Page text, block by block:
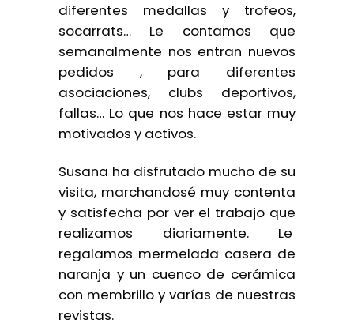
diferentes medallas y trofeos,
socarrats… Le contamos que
semanalmente nos entran nuevos
pedidos , para diferentes
asociaciones, clubs deportivos,
fallas… Lo que nos hace estar muy
motivados y activos.
Susana ha disfrutado mucho de su
visita, marchandosé muy contenta
y satisfecha por ver el trabajo que
realizamos diariamente. Le
regalamos mermelada casera de
naranja y un cuenco de cerámica
con membrillo y varías de nuestras
revistas.